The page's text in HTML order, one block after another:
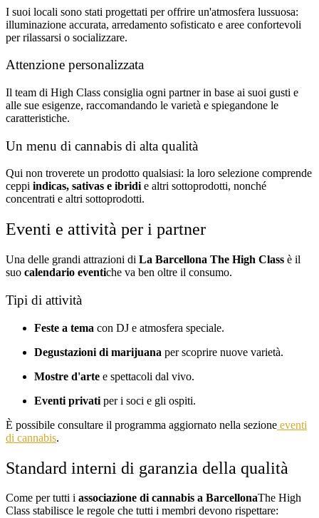
I suoi locali sono stati progettati per offrire un'atmosfera lussuosa:
illuminazione accurata, arredamento sofisticato e aree confortevoli
per rilassarsi o socializzare.
Attenzione personalizzata
Il team di High Class consiglia ogni partner in base ai suoi gusti e
alle sue esigenze, raccomandando le varietà e spiegandone le
caratteristiche.
Un menu di cannabis di alta qualità
Qui non troverete un prodotto qualsiasi: la loro selezione comprende
ceppi indicas, sativas e ibridi e altri sottoprodotti, nonché
concentrati e altri sottoprodotti.
Eventi e attività per i partner
Una delle grandi attrazioni di La Barcellona The High Class è il
suo calendario eventiche va ben oltre il consumo.
Tipi di attività
Feste a tema con DJ e atmosfera speciale.
Degustazioni di marijuana per scoprire nuove varietà.
Mostre d'arte e spettacoli dal vivo.
Eventi privati per i soci e gli ospiti.
È possibile consultare il programma aggiornato nella sezione eventi
di cannabis.
Standard interni di garanzia della qualità
Come per tutti i associazione di cannabis a BarcellonaThe High
Class stabilisce le regole che tutti i membri devono rispettare: